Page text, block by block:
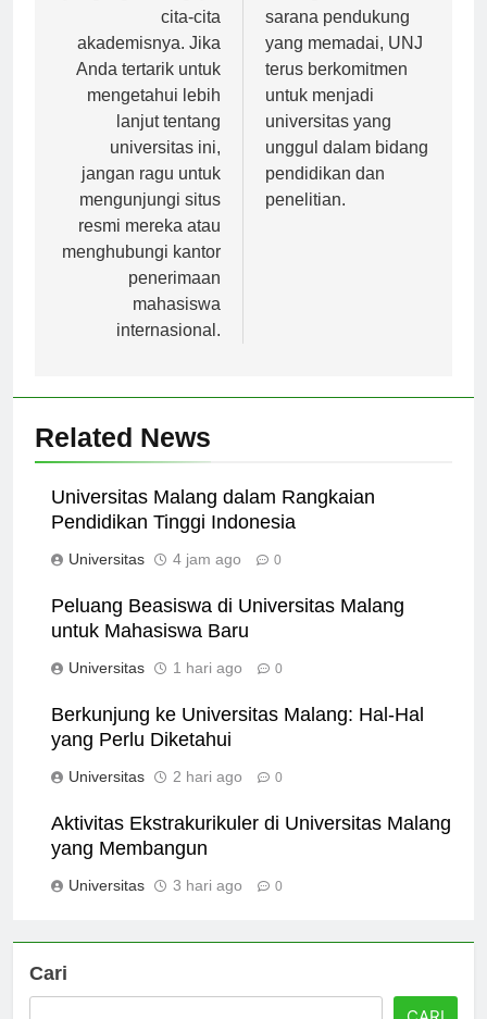
yang ingin mengejar
cita-cita
akademisnya. Jika
Anda tertarik untuk
mengetahui lebih
lanjut tentang
universitas ini,
jangan ragu untuk
mengunjungi situs
resmi mereka atau
menghubungi kantor
penerimaan
mahasiswa
berbagai fasilitas dan
sarana pendukung
yang memadai, UNJ
terus berkomitmen
untuk menjadi
universitas yang
unggul dalam bidang
pendidikan dan
Related News
Universitas Malang dalam Rangkaian
Peluang Beasiswa di Universitas Malang
Berkunjung ke Universitas Malang: Hal-Hal
Aktivitas Ekstrakurikuler di Universitas Malang
Cari